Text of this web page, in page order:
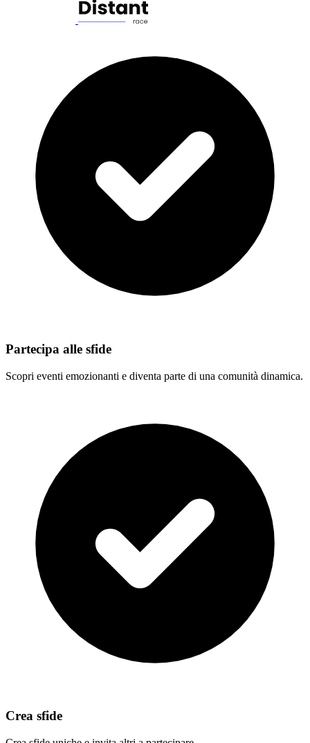
Partecipa alle sfide
Scopri eventi emozionanti e diventa parte di una comunità dinamica.
Crea sfide